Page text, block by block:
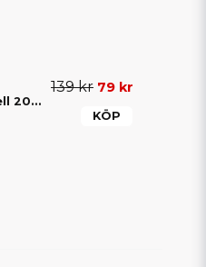
Packning dörrhandtag yttre Aixam från årsmodell 2010 framåt
139 kr 79 kr
KÖP